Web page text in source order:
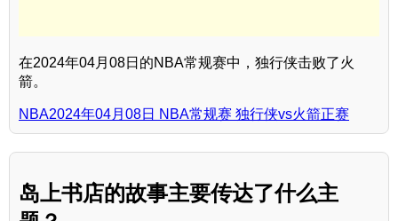
在2024年04月08日的NBA常规赛中，独行侠击败了火
箭。
NBA2024年04月08日 NBA常规赛 独行侠vs火箭正赛
岛上书店的故事主要传达了什么主